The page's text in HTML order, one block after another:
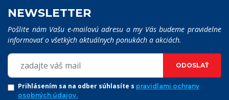
NEWSLETTER
Pošlite nám Vašu e-mailovú adresu a my Vás budeme pravidelne
informovať o všetkých aktuálnych ponukách a akciách.
ODOSLAŤ
Prihlásením sa na odber súhlasíte s pravidlami ochrany
osobných údajov.